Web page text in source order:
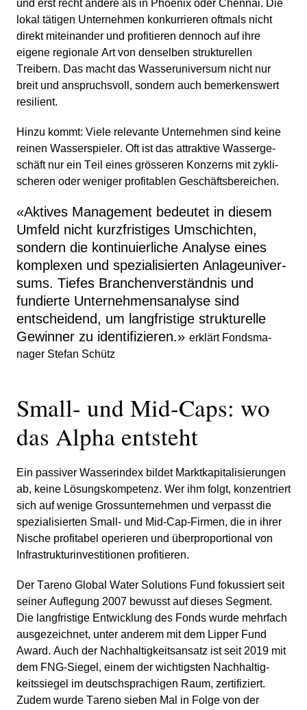
und erst recht andere als in Phoenix oder Chennai. Die
lokal tätigen Unter­nehmen konkur­rieren oftmals nicht
direkt mitein­ander und profi­tieren dennoch auf ihre
eigene regio­nale Art von denselben struk­tu­rellen
Treibern. Das macht das Wasser­uni­versum nicht nur
breit und anspruchs­voll, sondern auch bemer­kens­wert
resilient.
Hinzu kommt: Viele relevante Unter­nehmen sind keine
reinen Wasser­spieler. Oft ist das attrak­tive Wasser­ge­
schäft nur ein Teil eines grösseren Konzerns mit zykli­
scheren oder weniger profi­ta­blen Geschäfts­be­rei­chen.
«Aktives Manage­ment bedeutet in diesem
Umfeld nicht kurzfri­stiges Umschichten,
sondern die konti­nu­ier­liche Analyse eines
komplexen und spezia­li­sierten Anlage­uni­ver­
sums. Tiefes Branchen­ver­ständnis und
fundierte Unter­neh­mens­ana­lyse sind
entschei­dend, um langfri­stige struk­tu­relle
Gewinner zu identi­fi­zieren.» erklärt Fonds­ma­
nager Stefan Schütz
Small- und Mid-Caps: wo
das Alpha entsteht
Ein passiver Wasser­index bildet Markt­ka­pi­ta­li­sie­rungen
ab, keine Lösungs­kom­pe­tenz. Wer ihm folgt, konzen­triert
sich auf wenige Gross­un­ter­nehmen und verpasst die
spezia­li­sierten Small- und Mid-Cap-Firmen, die in ihrer
Nische profi­tabel operieren und überpro­por­tional von
Infra­struk­tur­in­ve­sti­tionen profi­tieren.
Der Tareno Global Water Solutions Fund fokus­siert seit
seiner Aufle­gung 2007 bewusst auf dieses Segment.
Die langfri­stige Entwick­lung des Fonds wurde mehrfach
ausge­zeichnet, unter anderem mit dem Lipper Fund
Award. Auch der Nachhal­tig­keits­an­satz ist seit 2019 mit
dem FNG-Siegel, einem der wichtig­sten Nachhal­tig­
keits­siegel im deutsch­spra­chigen Raum, zerti­fi­ziert.
Zudem wurde Tareno sieben Mal in Folge von der